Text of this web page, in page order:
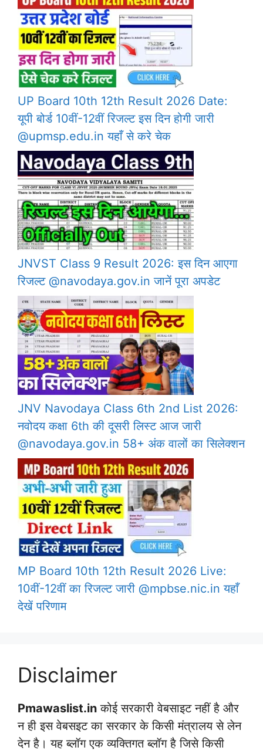
UP Board 10th 12th Result 2026 Date:
यूपी बोर्ड 10वीं-12वीं रिजल्ट इस दिन होगी जारी
@upmsp.edu.in यहाँ से करे चेक
JNVST Class 9 Result 2026: इस दिन आएगा
रिजल्ट @navodaya.gov.in जानें पूरा अपडेट
JNV Navodaya Class 6th 2nd List 2026:
नवोदय कक्षा 6th की दूसरी लिस्ट आज जारी
@navodaya.gov.in 58+ अंक वालों का सिलेक्शन
MP Board 10th 12th Result 2026 Live:
10वीं-12वीं का रिजल्ट जारी @mpbse.nic.in यहाँ
देखें परिणाम
Disclaimer
Pmawaslist.in कोई सरकारी वेबसाइट नहीं है और
न ही इस वेबसइट का सरकार के किसी मंत्रालय से लेन
देन है। यह ब्लॉग एक व्यक्तिगत ब्लॉग है जिसे किसी